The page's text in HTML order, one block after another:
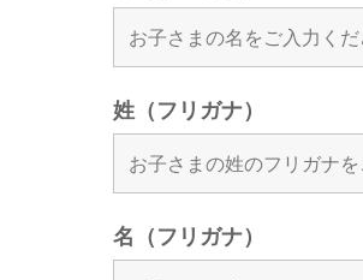
姓（フリガナ）
名（フリガナ）